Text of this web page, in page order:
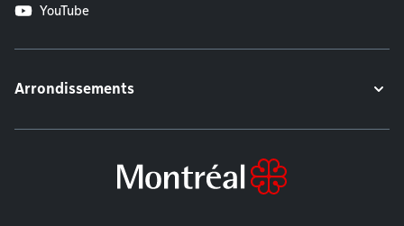
YouTube
Arrondissements